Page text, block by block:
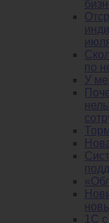
по
У
1С